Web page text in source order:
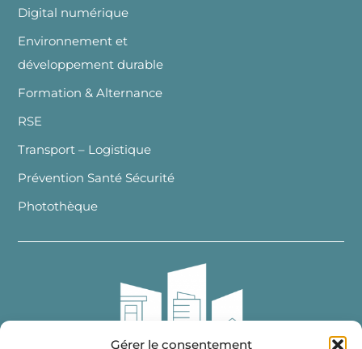
Gérer le consentement
Digital numérique
Environnement et
développement durable
Formation & Alternance
RSE
Transport – Logistique
Prévention Santé Sécurité
Photothèque